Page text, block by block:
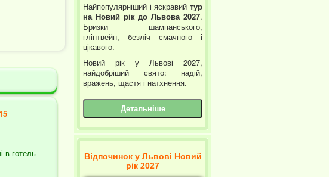
в готель
Найпопулярніший і яскравий тур
на Новий рік до Львова 2027.
Бризки шампанського,
глінтвейн, безліч смачного і
цікавого.
Новий рік у Львові 2027,
найдобріший свято: надій,
вражень, щастя і натхнення.
Детальніше
Відпочинок у Львові Новий
рік 2027